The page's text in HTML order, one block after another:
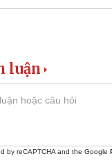
luận
by reCAPTCHA and the Google